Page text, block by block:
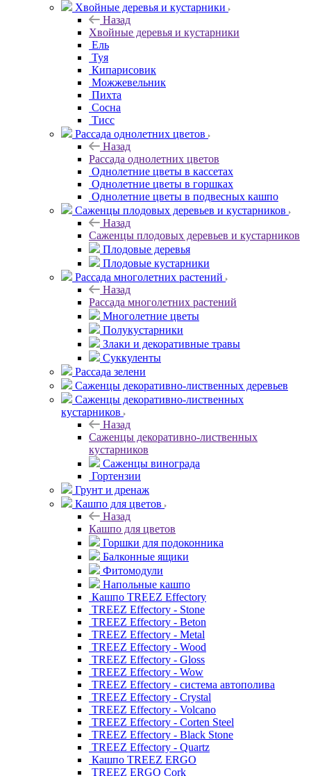
Хвойные деревья и кустарники
Назад
Хвойные деревья и кустарники
Ель
Туя
Кипарисовик
Можжевельник
Пихта
Сосна
Тисc
Рассада однолетних цветов
Назад
Рассада однолетних цветов
Однолетние цветы в кассетах
Однолетние цветы в горшках
Однолетние цветы в подвесных кашпо
Саженцы плодовых деревьев и кустарников
Назад
Саженцы плодовых деревьев и кустарников
Плодовые деревья
Плодовые кустарники
Рассада многолетних растений
Назад
Рассада многолетних растений
Многолетние цветы
Полукустарники
Злаки и декоративные травы
Суккуленты
Рассада зелени
Саженцы декоративно-лиственных деревьев
Саженцы декоративно-лиственных
кустарников
Назад
Саженцы декоративно-лиственных
кустарников
Саженцы винограда
Гортензии
Грунт и дренаж
Кашпо для цветов
Назад
Кашпо для цветов
Горшки для подоконника
Балконные ящики
Фитомодули
Напольные кашпо
Кашпо TREEZ Effectory
TREEZ Effectory - Stone
TREEZ Effectory - Beton
TREEZ Effectory - Metal
TREEZ Effectory - Wood
TREEZ Effectory - Gloss
TREEZ Effectory - Wow
TREEZ Effectory - система автополива
TREEZ Effectory - Crystal
TREEZ Effectory - Volcano
TREEZ Effectory - Corten Steel
TREEZ Effectory - Black Stone
TREEZ Effectory - Quartz
Кашпо TREEZ ERGO
TREEZ ERGO Cork